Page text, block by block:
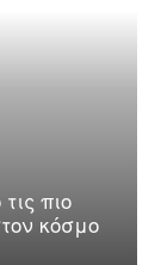
πιο
κόσμο